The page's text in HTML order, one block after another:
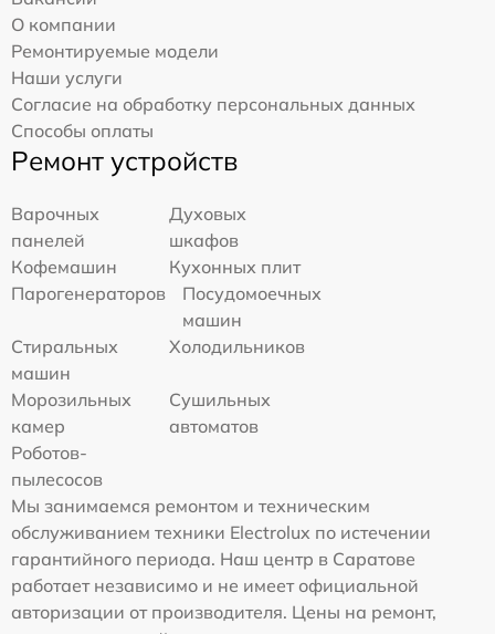
О компании
Ремонтируемые модели
Наши услуги
Согласие на обработку персональных данных
Способы оплаты
Ремонт устройств
Варочных
панелей
Духовых
шкафов
Кофемашин
Кухонных плит
Парогенераторов
Посудомоечных
машин
Стиральных
машин
Холодильников
Морозильных
камер
Сушильных
автоматов
Роботов-
пылесосов
Мы занимаемся ремонтом и техническим
обслуживанием техники Electrolux по истечении
гарантийного периода. Наш центр в Саратове
работает независимо и не имеет официальной
авторизации от производителя. Цены на ремонт,